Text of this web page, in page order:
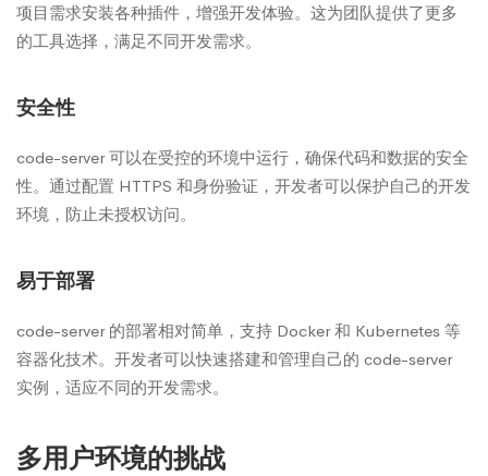
项目需求安装各种插件，增强开发体验。这为团队提供了更多
的工具选择，满足不同开发需求。
安全性
code-server 可以在受控的环境中运行，确保代码和数据的安全
性。通过配置 HTTPS 和身份验证，开发者可以保护自己的开发
环境，防止未授权访问。
易于部署
code-server 的部署相对简单，支持 Docker 和 Kubernetes 等
容器化技术。开发者可以快速搭建和管理自己的 code-server
实例，适应不同的开发需求。
多用户环境的挑战